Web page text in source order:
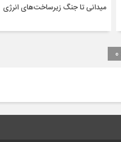
میدانی تا جنگ زیرساخت‌های انرژی